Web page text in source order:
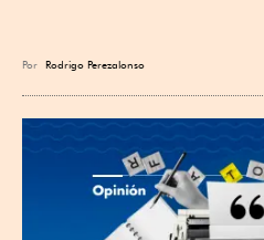
Por Rodrigo Perezalonso